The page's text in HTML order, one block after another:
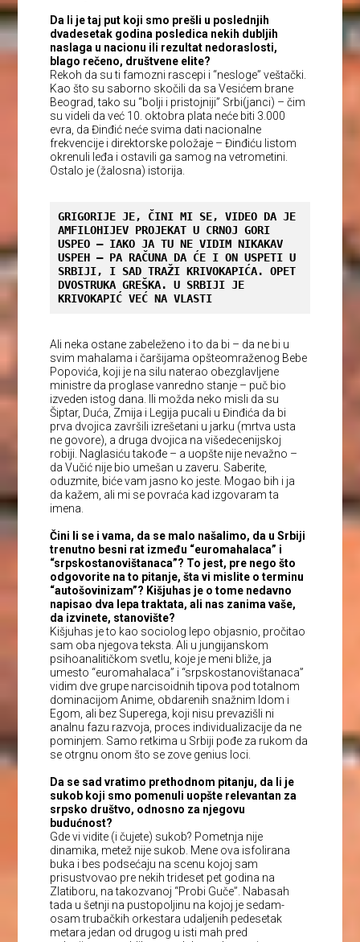
Da li je taj put koji smo prešli u poslednjih
dvadesetak godina posledica nekih dubljih
naslaga u nacionu ili rezultat nedoraslosti,
blago rečeno, društvene elite?
Rekoh da su ti famozni rascepi i “nesloge” veštački.
Kao što su saborno skočili da sa Vesićem brane
Beograd, tako su “bolji i pristojniji” Srbi(janci) – čim
su videli da već 10. oktobra plata neće biti 3.000
evra, da Đinđić neće svima dati nacionalne
frekvencije i direktorske položaje – Đinđiću listom
okrenuli leđa i ostavili ga samog na vetrometini.
Ostalo je (žalosna) istorija.
GRIGORIJE JE, ČINI MI SE, VIDEO DA JE
AMFILOHIJEV PROJEKAT U CRNOJ GORI
USPEO – IAKO JA TU NE VIDIM NIKAKAV
USPEH – PA RAČUNA DA ĆE I ON USPETI U
SRBIJI, I SAD TRAŽI KRIVOKAPIĆA. OPET
DVOSTRUKA GREŠKA. U SRBIJI JE
KRIVOKAPIĆ VEĆ NA VLASTI
Ali neka ostane zabeleženo i to da bi – da ne bi u
svim mahalama i čaršijama opšteomraženog Bebe
Popovića, koji je na silu naterao obezglavljene
ministre da proglase vanredno stanje – puč bio
izveden istog dana. Ili možda neko misli da su
Šiptar, Duća, Zmija i Legija pucali u Đinđića da bi
prva dvojica završili izrešetani u jarku (mrtva usta
ne govore), a druga dvojica na višedecenijskoj
robiji. Naglasiću takođe – a uopšte nije nevažno –
da Vučić nije bio umešan u zaveru. Saberite,
oduzmite, biće vam jasno ko jeste. Mogao bih i ja
da kažem, ali mi se povraća kad izgovaram ta
imena.
Čini li se i vama, da se malo našalimo, da u Srbiji
trenutno besni rat između “euromahalaca” i
“srpskostanovištanaca”? To jest, pre nego što
odgovorite na to pitanje, šta vi mislite o terminu
“autošovinizam”? Kišjuhas je o tome nedavno
napisao dva lepa traktata, ali nas zanima vaše,
da izvinete, stanovište?
Kišjuhas je to kao sociolog lepo objasnio, pročitao
sam oba njegova teksta. Ali u jungijanskom
psihoanalitičkom svetlu, koje je meni bliže, ja
umesto “euromahalaca” i “srpskostanovištanaca”
vidim dve grupe narcisoidnih tipova pod totalnom
dominacijom Anime, obdarenih snažnim Idom i
Egom, ali bez Superega, koji nisu prevazišli ni
analnu fazu razvoja, proces individualizacije da ne
pominjem. Samo retkima u Srbiji pođe za rukom da
se otrgnu onom što se zove genius loci.
Da se sad vratimo prethodnom pitanju, da li je
sukob koji smo pomenuli uopšte relevantan za
srpsko društvo, odnosno za njegovu
budućnost?
Gde vi vidite (i čujete) sukob? Pometnja nije
dinamika, metež nije sukob. Mene ova isfolirana
buka i bes podsećaju na scenu kojoj sam
prisustvovao pre nekih trideset pet godina na
Zlatiboru, na takozvanoj “Probi Guče”. Nabasah
tada u šetnji na pustopoljinu na kojoj je sedam-
osam trubačkih orkestara udaljenih pedesetak
metara jedan od drugog u isti mah pred